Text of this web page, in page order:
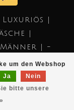
um den Webshop
Ja
Nein
bitte unsere
|
|
| -
by